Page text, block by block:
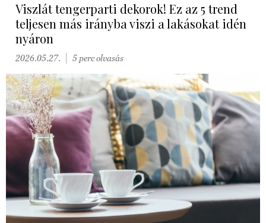
Viszlát tengerparti dekorok! Ez az 5 trend
teljesen más irányba viszi a lakásokat idén
nyáron
2026.05.27. 5 perc olvasás